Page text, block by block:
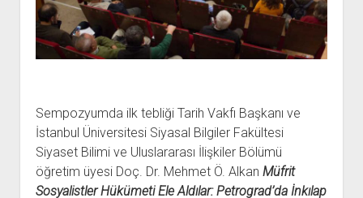
Sempozyumda ilk tebliği Tarih Vakfı Başkanı ve
İstanbul Üniversitesi Siyasal Bilgiler Fakültesi
Siyaset Bilimi ve Uluslararası İlişkiler Bölümü
öğretim üyesi Doç. Dr. Mehmet Ö. Alkan Müfrit
Sosyalistler Hükümeti Ele Aldılar: Petrograd’da İnkılap